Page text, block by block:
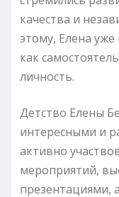
качества и
этому, Елена
как
личность.
Детство Елены
интересными и
активно
мероприятий,
презентациями,